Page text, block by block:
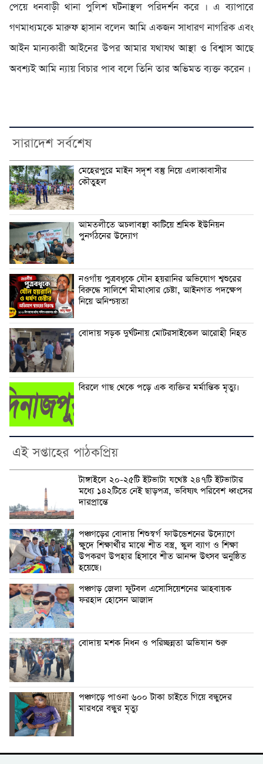
পেয়ে ধনবাড়ী থানা পুলিশ ঘটনাস্থল পরিদর্শন করে । এ ব্যাপারে
গণমাধ্যমকে মারুফ হাসান বলেন আমি একজন সাধারণ নাগরিক এবং
আইন মান্যকারী আইনের উপর আমার যথাযথ আস্থা ও বিশ্বাস আছে
অবশ্যই আমি ন্যায় বিচার পাব বলে তিনি তার অভিমত ব্যক্ত করেন ।
সারাদেশ সর্বশেষ
মেহেরপুরে মাইন সদৃশ বস্তু নিয়ে এলাকাবাসীর
কৌতুহল
আমতলীতে অচলাবস্থা কাটিয়ে শ্রমিক ইউনিয়ন
পুনর্গঠনের উদ্যোগ
নওগাঁয় পুত্রবধূকে যৌন হয়রানির অভিযোগ শ্বশুরের
বিরুদ্ধে সালিশে মীমাংসার চেষ্টা, আইনগত পদক্ষেপ
নিয়ে অনিশ্চয়তা
বোদায় সড়ক দুর্ঘটনায় মোটরসাইকেল আরোহী নিহত
বিরলে গাছ থেকে পড়ে এক ব্যক্তির মর্মান্তিক মৃত্যু।
এই সপ্তাহের পাঠকপ্রিয়
টাঙ্গাইলে ২০-২৫টি ইটভাটা যথেষ্ট ২৪৭টি ইটভাটার
মধ্যে ১৪২টিতে নেই ছাড়পত্র, ভবিষ্যৎ পরিবেশ ধ্বংসের
দারপ্রান্তে
পঞ্চগড়ের বোদায় শিশুস্বর্গ ফাউন্ডেশনের উদ্যোগে
ক্ষুদে শিক্ষার্থীর মাঝে শীত বস্ত্র, স্কুল ব্যাগ ও শিক্ষা
উপকরণ উপহার হিসাবে শীত আনন্দ উৎসব অনুষ্ঠিত
হয়েছে।
পঞ্চগড় জেলা ফুটবল এসোসিয়েশনের আহবায়ক
ফরহাদ হোসেন আজাদ
বোদায় মশক নিধন ও পরিচ্ছন্নতা অভিযান শুরু
পঞ্চগড়ে পাওনা ৬০০ টাকা চাইতে গিয়ে বন্ধুদের
মারধরে বন্ধুর মৃত্যু